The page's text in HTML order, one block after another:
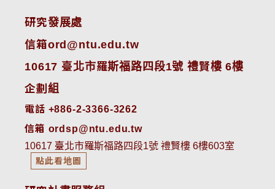
研究發展處
信箱ord@ntu.edu.tw
10617 臺北市羅斯福路四段1號 禮賢樓 6樓
企劃組
電話 +886-2-3366-3262
信箱 ordsp@ntu.edu.tw
10617 臺北市羅斯福路四段1號 禮賢樓 6樓603室
點此看地圖